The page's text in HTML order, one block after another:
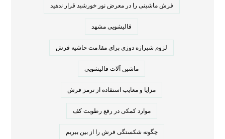
فرش ماشینی را در معرض نور خورشید قرار ندهید
قالیشویی مشهد
لزوم شیرازه دوزی برای مقا.مت حاشیه فرش
ماشین آلات قالیشویی
مزایا و معایب استفاده از ترمز فرش
موارد کمکی در رفع رطوبت کف
چگونه شکستگی فرش را از بین ببریم